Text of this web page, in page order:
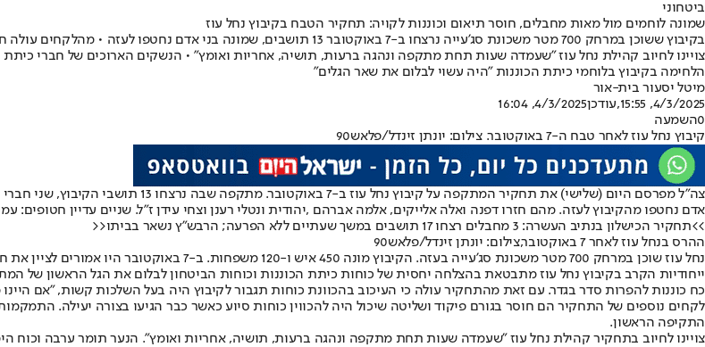
ביטחוני
שמונה לוחמים מול מאות מחבלים, חוסר תיאום וכוננות לקויה: תחקיר הטבח בקיבוץ נחל עוז
בקיבוץ ששוכן במרחק 700 מטר משכונת סג'עייה נרצחו ב-7 באוקטובר 13 תושבים,
צויינו לחיוב קהילת נחל עוז "שעמדה שעות תחת מתקפה ונהגה ברעות, תושיה, אחריות ואומץ" • הנשקים הארוכים של חברי
הלחימה בקיבוץ בלוחמי כיתת הכוננות "היה עשוי לבלום את שאר הגלים"
מיטל יסעור בית-אור
4/3/2025, 15:55
,עודכן4/3/2025, 16:04
0השמעה
קיבוץ נחל עוז לאחר טבח ה-7 באוקטובר. צילום: יונתן זינדל/פלאש90
צה"ל מפרסם היום (שלישי) את תחקיר המתקפה
אדם נחטפו מהקיבוץ לעזה. מהם חזרו דפנה ואלה אלייקים, אלמה אברהם ,יהודית ונטלי רענן וצחי עידן ז"ל. שניים עדיין חטופים:
>>תחקיר הכישלון בנתיב העשרה: 3 מחבלים רצחו 17 תושבים במשך שעתיים ללא הפרעה; הרבש"ץ נשאר בביתו
<<
ההרס בנחל עוז לאחר 7 באוקטובר,צילום: יונתן זינדל/פלאש90
נחל עוז שוכן במרחק 700 מטר משכונת סג'עייה בעזה. הקיבוץ מונה 450 איש ו-120 משפחות. ב-7 באוקטובר היו אמורים לציין את חג המשק וחגיגות 70 שנה לקיבוץ וביישוב היו אורחים רבים.
כח כוננות להפרות סדר בגדר. עם זאת מהתחקיר עולה כי העיכוב בהכוונת כוחות תגבור לקיבוץ היה בעל השלכות קשות, "אם היינו
לקחים נוספים של התחקיר הם חוסר בגורם פיקוד ושליטה שיכול היה להכווין כוחות סיוע כאשר כבר הגיעו בצורה יעילה.
התקיפה הראשון.
צויינו לחיוב בתחקיר קהילת נחל עוז "שעמדה שעות תחת מתקפה ונהגה ברעות, תושיה, אחריות ואומץ". הנער תומר ערבה וכוח